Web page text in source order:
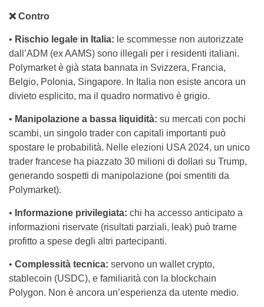
❌ Contro
• Rischio legale in Italia: le scommesse non autorizzate
dall’ADM (ex AAMS) sono illegali per i residenti italiani.
Polymarket è già stata bannata in Svizzera, Francia,
Belgio, Polonia, Singapore. In Italia non esiste ancora un
divieto esplicito, ma il quadro normativo è grigio.
• Manipolazione a bassa liquidità: su mercati con pochi
scambi, un singolo trader con capitali importanti può
spostare le probabilità. Nelle elezioni USA 2024, un unico
trader francese ha piazzato 30 milioni di dollari su Trump,
generando sospetti di manipolazione (poi smentiti da
Polymarket).
• Informazione privilegiata: chi ha accesso anticipato a
informazioni riservate (risultati parziali, leak) può trarne
profitto a spese degli altri partecipanti.
• Complessità tecnica: servono un wallet crypto,
stablecoin (USDC), e familiarità con la blockchain
Polygon. Non è ancora un’esperienza da utente medio.